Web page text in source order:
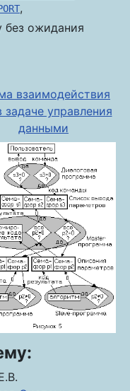
,
без ожидания
взаимодействия
управления
данными